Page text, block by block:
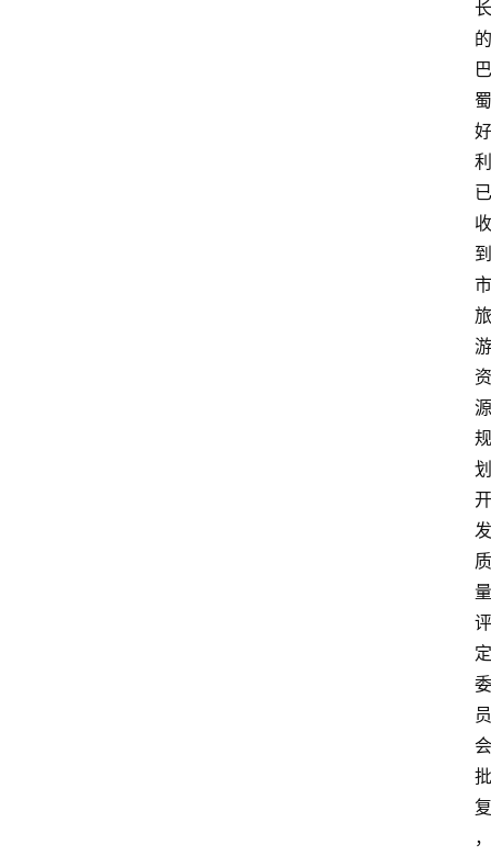
长
的
巴
蜀
好
利
已
收
到
市
旅
游
资
源
规
划
开
发
质
量
评
定
委
员
会
批
复
，